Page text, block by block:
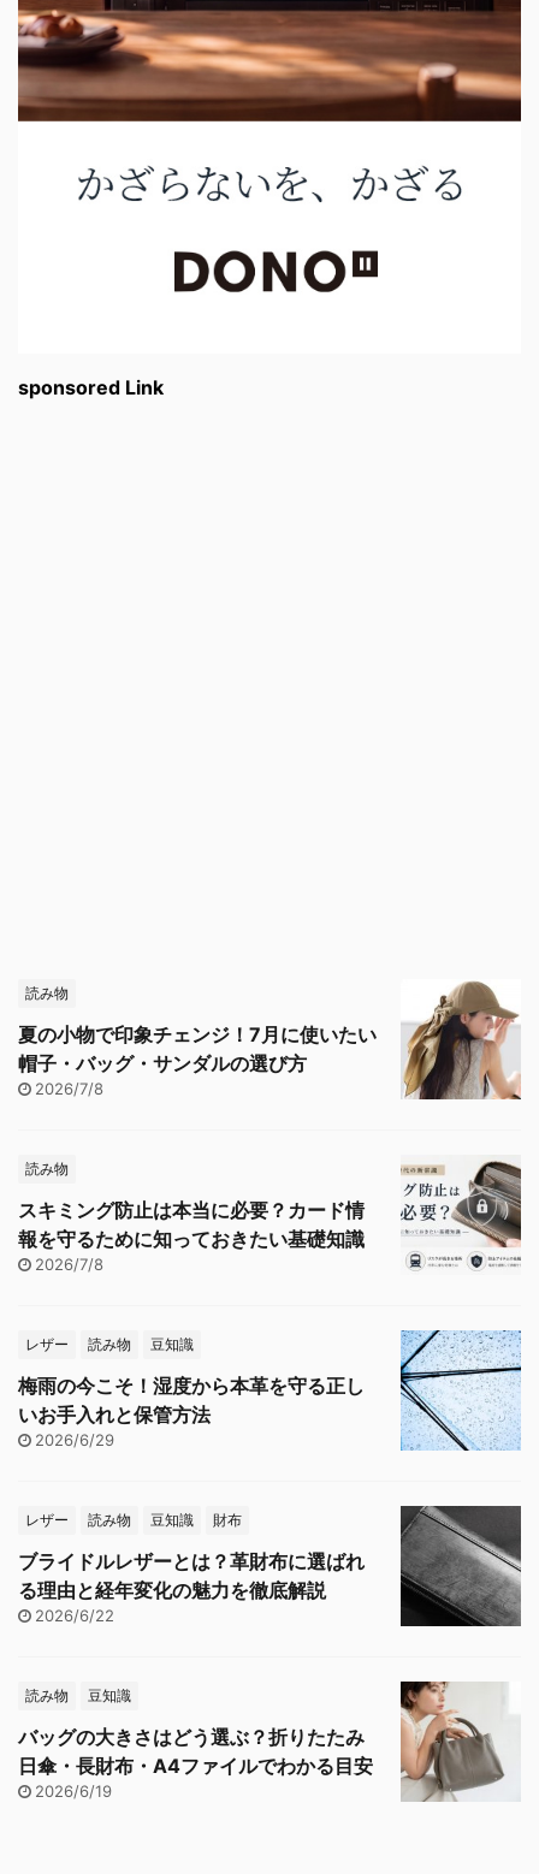
sponsored Link
読み物
夏の小物で印象チェンジ！7月に使いたい
帽子・バッグ・サンダルの選び方
2026/7/8
読み物
スキミング防止は本当に必要？カード情
報を守るために知っておきたい基礎知識
2026/7/8
レザー 読み物 豆知識
梅雨の今こそ！湿度から本革を守る正し
いお手入れと保管方法
2026/6/29
レザー 読み物 豆知識 財布
ブライドルレザーとは？革財布に選ばれ
る理由と経年変化の魅力を徹底解説
2026/6/22
読み物 豆知識
バッグの大きさはどう選ぶ？折りたたみ
日傘・長財布・A4ファイルでわかる目安
2026/6/19